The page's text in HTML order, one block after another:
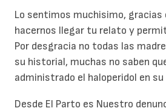
Lo sentimos muchisimo, gracias
hacernos llegar tu relato y
Por desgracia no todas las
su historial, muchas no saben
administrado el haloperidol en
Desde El Parto es Nuestro